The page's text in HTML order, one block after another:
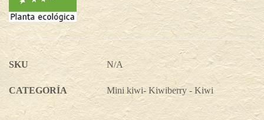
SKU N/A
CATEGORÍA Mini kiwi- Kiwiberry - Kiwi